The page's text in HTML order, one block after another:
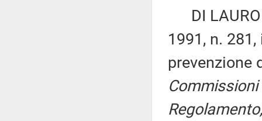
DI LAURO
1991, n.
prevenzione
Commissioni